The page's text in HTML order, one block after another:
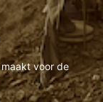
voor de